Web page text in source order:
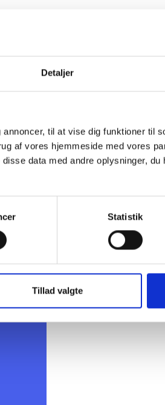
Detaljer
til at vise dig funktioner til
af vores hjemmeside med vores
data med andre oplysninger,
Statistik
Tillad valgte
men hvor der som nævnt
give ordningen den fornødne
information, når der vides mere om
læses mere detaljeret om